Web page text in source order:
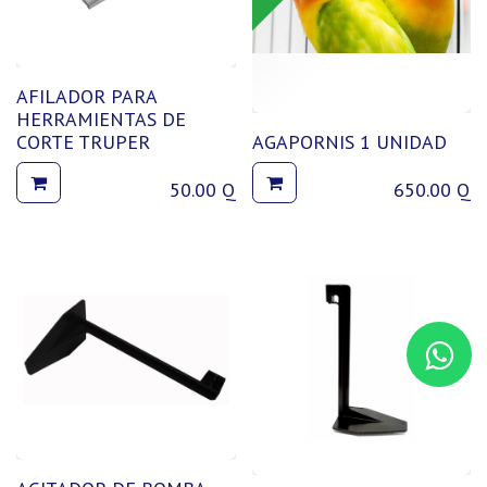
AFILADOR PARA
HERRAMIENTAS DE
CORTE TRUPER
50.00 Q
AGAPORNIS 1 UNIDAD
650.00 Q